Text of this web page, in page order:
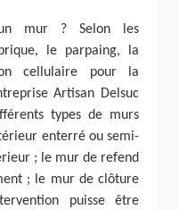
un mur ? Selon les
le parpaing, la
cellulaire pour la
Artisan Delsuc
types de murs
enterré ou semi-
; le mur de refend
; le mur de clôture
puisse être